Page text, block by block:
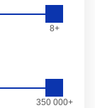
8+
350 000+